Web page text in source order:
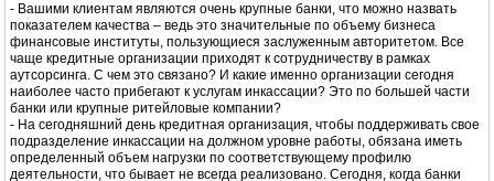
- Вашими клиентам являются очень крупные банки, что можно назвать
показателем качества – ведь это значительные по объему бизнеса
финансовые институты, пользующиеся заслуженным авторитетом. Все
чаще кредитные организации приходят к сотрудничеству в рамках
аутсорсинга. С чем это связано? И какие именно организации сегодня
наиболее часто прибегают к услугам инкассации? Это по большей части
банки или крупные ритейловые компании?
- На сегодняшний день кредитная организация, чтобы поддерживать свое
подразделение инкассации на должном уровне работы, обязана иметь
определенный объем нагрузки по соответствующему профилю
деятельности, что бывает не всегда реализовано. Сегодня, когда банки